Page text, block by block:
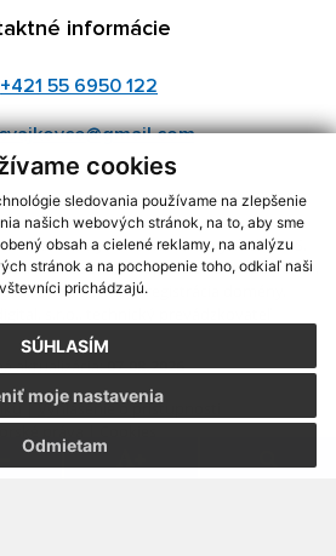
cookies
sledovania používame na zlepšenie
našich webových stránok, na to, aby sme
obsah a cielené reklamy, na analýzu
stránok a na pochopenie toho, odkiaľ naši
prichádzajú.
SÚHLASÍM
Odmietam
moje nastavenia
informácie
+421 55 6950 122
aktuálnych informácií s využitím RSS
ECHELON 2,Mapa stránok,web portál
s.r.o.,domény,registrácia domény
aktualizácia:07.08.2026
|Vyhlásenie o prístupnosti